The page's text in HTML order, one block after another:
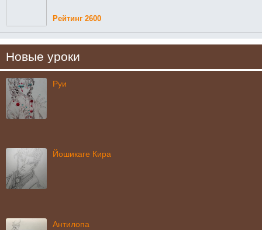
Рейтинг 2600
Новые уроки
Руи
Йошикаге Кира
Антилопа